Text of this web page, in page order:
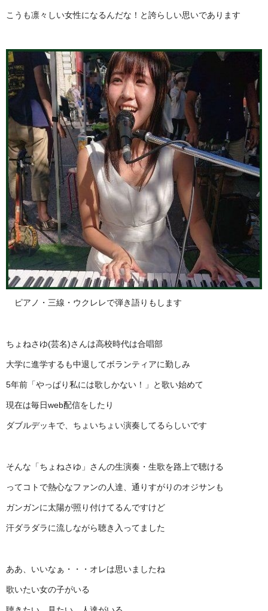
こうも凛々しい女性になるんだな！と誇らしい思いであります
ピアノ・三線・ウクレレで弾き語りもします
ちょねさゆ(芸名)さんは高校時代は合唱部
大学に進学するも中退してボランティアに勤しみ
5年前「やっぱり私には歌しかない！」と歌い始めて
現在は毎日web配信をしたり
ダブルデッキで、ちょいちょい演奏してるらしいです
そんな「ちょねさゆ」さんの生演奏・生歌を路上で聴ける
ってコトで熱心なファンの人達、通りすがりのオジサンも
ガンガンに太陽が照り付けてるんですけど
汗ダラダラに流しながら聴き入ってました
ああ、いいなぁ・・・オレは思いましたね
歌いたい女の子がいる